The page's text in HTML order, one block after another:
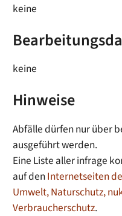
keine
keine
Hinweise
Abfälle dürfen nur über
ausgeführt werden.
Eine Liste aller infrage
auf denInternetseiten
Umwelt, Naturschutz,
Verbraucherschutz.